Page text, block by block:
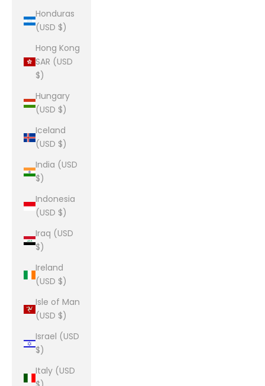
Honduras
(USD $)
Hong Kong
SAR (USD
$)
Hungary
(USD $)
Iceland
(USD $)
India (USD
$)
Indonesia
(USD $)
Iraq (USD
$)
Ireland
(USD $)
Isle of Man
(USD $)
Israel (USD
$)
Italy (USD